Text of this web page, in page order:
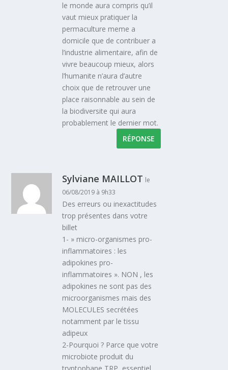
le monde aura compris qu’il
vaut mieux pratiquer la
permaculture meme a
domicile que de contribuer a
l’industrie alimentaire, afin de
vivre beaucoup mieux, alors
l’humanite n’aura d’autre
choix que de retrouver une
place raisonnable au sein de
la biodiversite qui aura
probablement le dernier mot.
RÉPONSE
Sylviane MAILLOT le
06/08/2019 à 9h33
Des erreurs ou inexactitudes
trop présentes dans votre
billet
1- » micro-organismes pro-
inflammatoires : les
adipokines pro-
inflammatoires ». NON , les
adipokines ne sont pas des
microorganismes mais des
MOLECULES secrétées
notamment par le tissu
adipeux
2-Pourquoi ? Parce que votre
microbiote produit du